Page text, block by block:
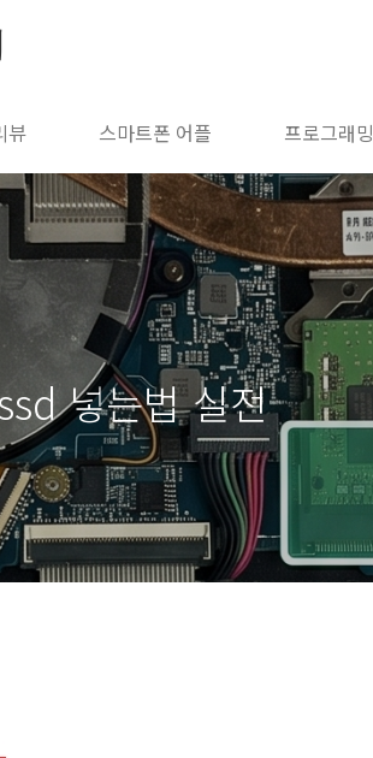
뷰 스마트폰 어플 프로그래밍
넣는법 실전